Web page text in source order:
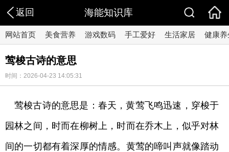
返回 海能知识库
网站首页 美食营养 游戏数码 手工爱好 生活家居 健康养
莺梭古诗的意思
时间：2026-04-23 14:05:31
莺梭古诗的意思是：春天，黄莺飞鸣迅速，穿梭于
园林之间，时而在柳树上，时而在乔木上，似乎对林
间的一切都有着深厚的情感。黄莺的啼叫声就像踏动